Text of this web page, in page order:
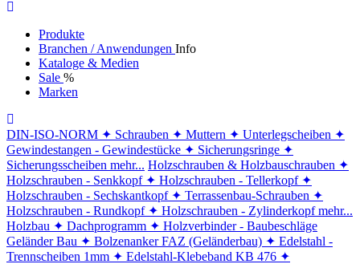
Produkte
Branchen / Anwendungen Info
Kataloge & Medien
Sale %
Marken
DIN-ISO-NORM ✦ Schrauben ✦ Muttern ✦ Unterlegscheiben ✦
Gewindestangen - Gewindestücke ✦ Sicherungsringe ✦
Sicherungsscheiben mehr... Holzschrauben & Holzbauschrauben ✦
Holzschrauben - Senkkopf ✦ Holzschrauben - Tellerkopf ✦
Holzschrauben - Sechskantkopf ✦ Terrassenbau-Schrauben ✦
Holzschrauben - Rundkopf ✦ Holzschrauben - Zylinderkopf mehr...
Holzbau ✦ Dachprogramm ✦ Holzverbinder - Baubeschläge
Geländer Bau ✦ Bolzenanker FAZ (Geländerbau) ✦ Edelstahl -
Trennscheiben 1mm ✦ Edelstahl-Klebeband KB 476 ✦